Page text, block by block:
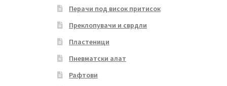
Перачи под висок притисок
Преклопувачи и сврдли
Пластеници
Пневматски алат
Рафтови